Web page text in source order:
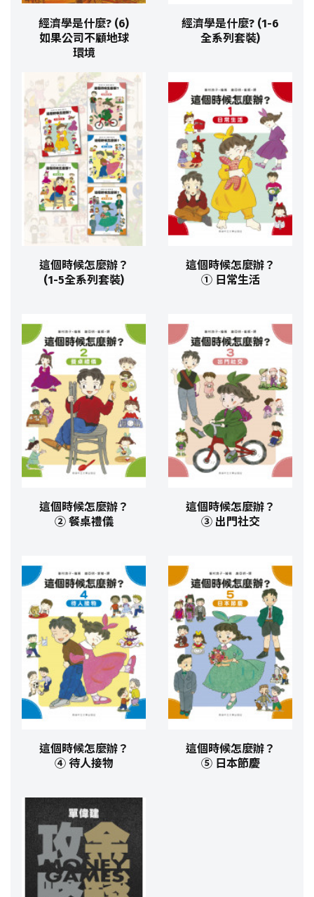
經濟學是什麼? (6)
如果公司不顧地球
環境
經濟學是什麼? (1-6
全系列套裝)
這個時候怎麼辦？
(1-5全系列套裝)
這個時候怎麼辦？
① 日常生活
這個時候怎麼辦？
② 餐桌禮儀
這個時候怎麼辦？
③ 出門社交
這個時候怎麼辦？
④ 待人接物
這個時候怎麼辦？
⑤ 日本節慶